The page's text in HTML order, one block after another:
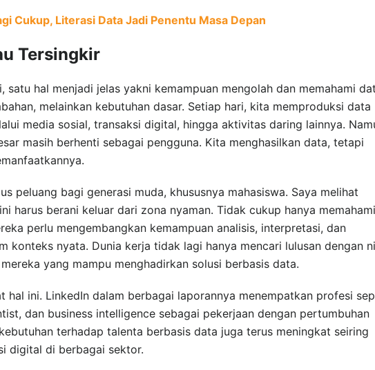
Cukup, Literasi Data Jadi Penentu Masa Depan
Tersingkir
satu hal menjadi jelas yakni kemampuan mengolah dan memahami
melainkan kebutuhan dasar. Setiap hari, kita memproduksi data
media sosial, transaksi digital, hingga aktivitas daring lainnya.
masih berhenti sebagai pengguna. Kita menghasilkan data, tetapi
peluang bagi generasi muda, khususnya mahasiswa. Saya melihat
harus berani keluar dari zona nyaman. Tidak cukup hanya memahami
perlu mengembangkan kemampuan analisis, interpretasi, dan
konteks nyata. Dunia kerja tidak lagi hanya mencari lulusan dengan
yang mampu menghadirkan solusi berbasis data.
hal ini. LinkedIn dalam berbagai laporannya menempatkan profesi
dan business intelligence sebagai pekerjaan dengan pertumbuhan
terhadap talenta berbasis data juga terus meningkat seiring
digital di berbagai sektor.